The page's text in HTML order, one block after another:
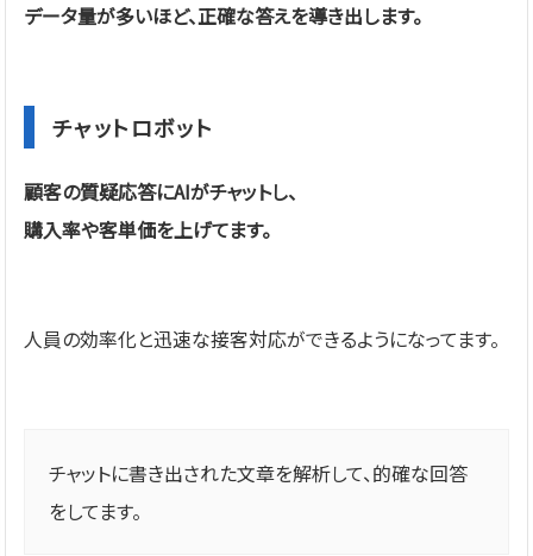
データ量が多いほど、正確な答えを導き出します。
チャットロボット
顧客の質疑応答にAIがチャットし、
購入率や客単価を上げてます。
人員の効率化と迅速な接客対応ができるようになってます。
チャットに書き出された文章を解析して、的確な回答
をしてます。